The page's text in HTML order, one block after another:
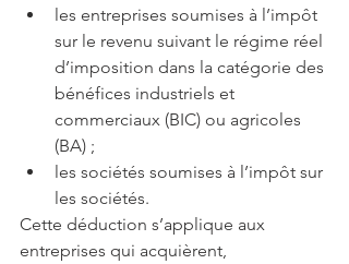
les entreprises soumises à l’impôt
sur le revenu suivant le régime réel
d’imposition dans la catégorie des
bénéfices industriels et
commerciaux (BIC) ou agricoles
(BA) ;
les sociétés soumises à l’impôt sur
les sociétés.
Cette déduction s’applique aux
entreprises qui acquièrent,